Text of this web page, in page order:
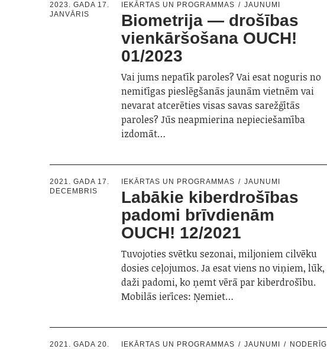
2023. GADA 17.
JANVĀRIS
IEKĀRTAS UN PROGRAMMAS JAUNUMI
Biometrija — drošības
vienkāršošana OUCH!
01/2023
Vai jums nepatīk paroles? Vai esat noguris no
nemitīgas pieslēgšanās jaunām vietnēm vai
nevarat atcerēties visas savas sarežģītās
paroles? Jūs neapmierina nepieciešamība
izdomāt…
2021. GADA 17.
DECEMBRIS
IEKĀRTAS UN PROGRAMMAS JAUNUMI
Labākie kiberdrošības
padomi brīvdienām
OUCH! 12/2021
Tuvojoties svētku sezonai, miljoniem cilvēku
dosies ceļojumos. Ja esat viens no viņiem, lūk,
daži padomi, ko ņemt vērā par kiberdrošību.
Mobilās ierīces: Ņemiet…
2021. GADA 20.
IEKĀRTAS UN PROGRAMMAS JAUNUMI
NODERĪGI